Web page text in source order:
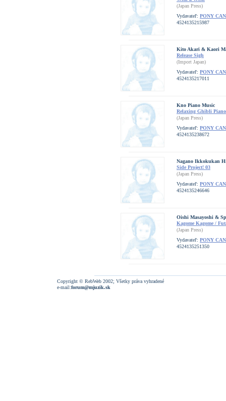
(Japan Press)
Vydavateľ: PONY
4524135215987
Kito Akari & Kaori
Release Sigh
(Import Japan)
Vydavateľ: PONY
4524135217011
Kno Piano Music
Relaxing Ghibli
(Japan Press)
Vydavateľ: PONY
4524135238672
Nagano Ikkokukan
Side Project! 03
(Japan Press)
Vydavateľ: PONY
4524135246646
Oishi Masayoshi &
Kagome Kagome /
(Japan Press)
Vydavateľ: PONY
4524135251350
Copyright © RebWeb 2002; Všetky práva vyhradené
e-mail:forum@mjuzik.sk